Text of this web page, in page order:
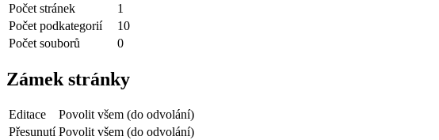
Počet stránek
1
Počet podkategorií
10
Počet souborů
0
Zámek stránky
Editace
Povolit všem (do odvolání)
Přesunutí Povolit všem (do odvolání)